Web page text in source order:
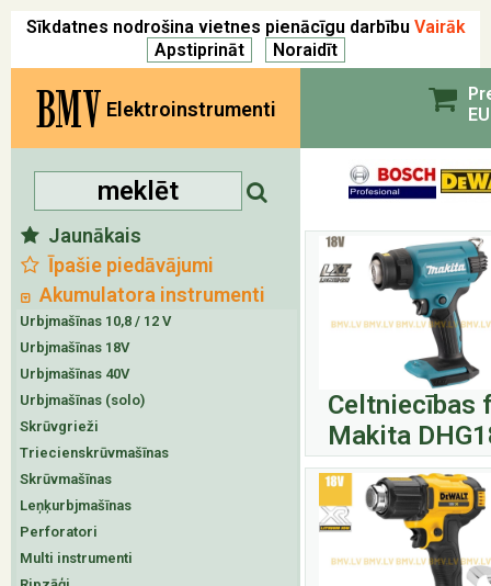
Sīkdatnes nodrošina vietnes pienācīgu darbību Vairāk
BMV Elektroinstrumenti
Jaunākais
Īpašie piedāvājumi
Akumulatora instrumenti
Urbjmašīnas 10,8 / 12 V
Urbjmašīnas 18V
Urbjmašīnas 40V
Urbjmašīnas (solo)
Skrūvgrieži
Triecienskrūvmašīnas
Skrūvmašīnas
Leņķurbjmašīnas
Perforatori
Multi instrumenti
Celtniecības
Makita